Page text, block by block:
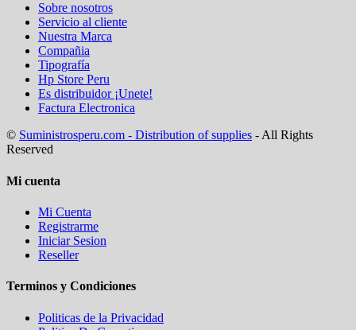
Sobre nosotros
Servicio al cliente
Nuestra Marca
Compañia
Tipografía
Hp Store Peru
Es distribuidor ¡Unete!
Factura Electronica
© Suministrosperu.com - Distribution of supplies - All Rights
Reserved
Mi cuenta
Mi Cuenta
Registrarme
Iniciar Sesion
Reseller
Terminos y Condiciones
Politicas de la Privacidad